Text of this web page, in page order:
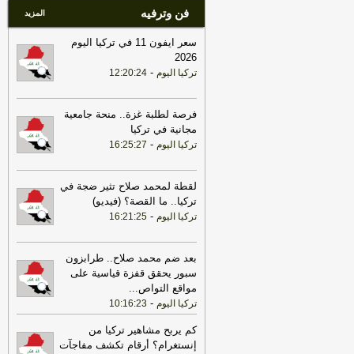
17:30
الخزانة الأميركية: رفع العقوبات
عن 3 كيانات ذات صلة بالحرس الثوري
الإيراني
فن وترفيه المزيد
سعر ايفون 11 في تركيا اليوم
2026
تركيا اليوم -
12:20:24
فرصة لطلبة غزة.. منحة جامعية
مجانية في تركيا
تركيا اليوم -
16:25:27
لقطة لمحمد صلاح تثير ضجة في
تركيا.. ما القصة؟ (فيديو)
تركيا اليوم -
16:21:25
بعد ضم محمد صلاح.. طرابزون
سبور يحقق قفزة قياسية على
مواقع التواص...
تركيا اليوم -
10:16:23
كم يربح مشاهير تركيا من
إنستغرام؟ أرقام تكشف مفاجآت